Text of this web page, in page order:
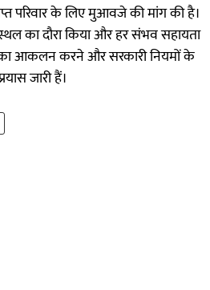
परिवार के लिए मुआवजे की मांग की है।
का दौरा किया और हर संभव सहायता
आकलन करने और सरकारी नियमों के
जारी हैं।